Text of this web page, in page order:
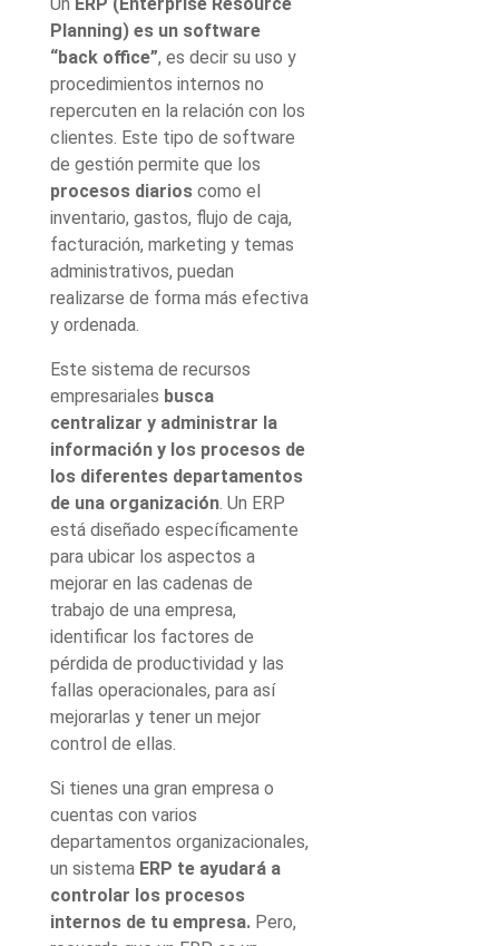
Planning) es un software
“back office”, es decir su uso y
procedimientos internos no
repercuten en la relación con los
clientes. Este tipo de software
de gestión permite que los
procesos diarios como el
inventario, gastos, flujo de caja,
facturación, marketing y temas
administrativos, puedan
realizarse de forma más efectiva
y ordenada.
Este sistema de recursos
empresariales busca
centralizar y administrar la
información y los procesos de
los diferentes departamentos
de una organización . Un ERP
está diseñado específicamente
para ubicar los aspectos a
mejorar en las cadenas de
trabajo de una empresa,
identificar los factores de
pérdida de productividad y las
fallas operacionales, para así
mejorarlas y tener un mejor
control de ellas.
Si tienes una gran empresa o
cuentas con varios
departamentos organizacionales,
un sistema ERP te ayudará a
controlar los procesos
internos de tu empresa. Pero,